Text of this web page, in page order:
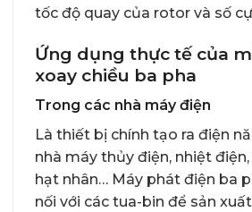
tốc độ quay của rotor và số
Ứng dụng thực tế của
xoay chiều ba pha
Trong các nhà máy điện
Là thiết bị chính tạo ra điện
nhà máy thủy điện, nhiệt
hạt nhân… Máy phát điện ba
nối với các tua-bin để sản